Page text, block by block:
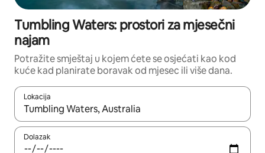
Tumbling Waters: prostori za mjesečni
najam
Potražite smještaj u kojem ćete se osjećati kao kod
kuće kad planirate boravak od mjesec ili više dana.
Lokacija
Kada budu dostupni rezultati, moći ćete ih pregledati
Dolazak